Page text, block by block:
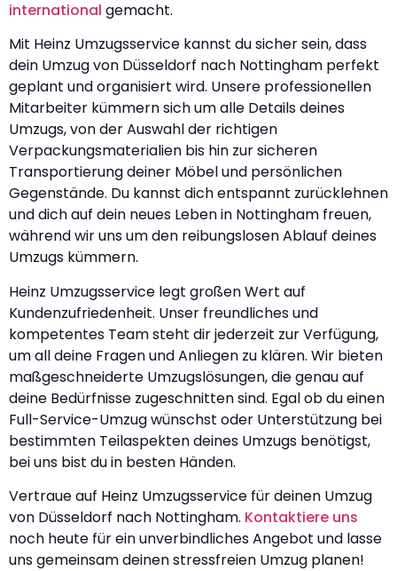
international gemacht.
Mit Heinz Umzugsservice kannst du sicher sein, dass
dein Umzug von Düsseldorf nach Nottingham perfekt
geplant und organisiert wird. Unsere professionellen
Mitarbeiter kümmern sich um alle Details deines
Umzugs, von der Auswahl der richtigen
Verpackungsmaterialien bis hin zur sicheren
Transportierung deiner Möbel und persönlichen
Gegenstände. Du kannst dich entspannt zurücklehnen
und dich auf dein neues Leben in Nottingham freuen,
während wir uns um den reibungslosen Ablauf deines
Umzugs kümmern.
Heinz Umzugsservice legt großen Wert auf
Kundenzufriedenheit. Unser freundliches und
kompetentes Team steht dir jederzeit zur Verfügung,
um all deine Fragen und Anliegen zu klären. Wir bieten
maßgeschneiderte Umzugslösungen, die genau auf
deine Bedürfnisse zugeschnitten sind. Egal ob du einen
Full-Service-Umzug wünschst oder Unterstützung bei
bestimmten Teilaspekten deines Umzugs benötigst,
bei uns bist du in besten Händen.
Vertraue auf Heinz Umzugsservice für deinen Umzug
von Düsseldorf nach Nottingham. Kontaktiere uns
noch heute für ein unverbindliches Angebot und lasse
uns gemeinsam deinen stressfreien Umzug planen!